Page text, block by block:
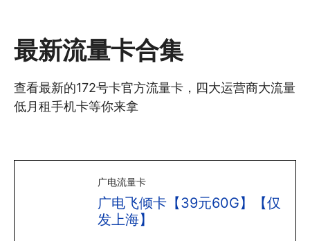
最新流量卡合集
查看最新的172号卡官方流量卡，四大运营商大流量
低月租手机卡等你来拿
广电流量卡
广电飞倾卡【39元60G】【仅
发上海】